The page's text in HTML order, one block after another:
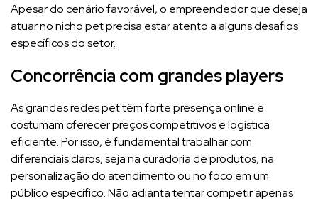
Apesar do cenário favorável, o empreendedor que deseja
atuar no nicho pet precisa estar atento a alguns desafios
específicos do setor.
Concorrência com grandes players
As grandes redes pet têm forte presença online e
costumam oferecer preços competitivos e logística
eficiente. Por isso, é fundamental trabalhar com
diferenciais claros, seja na curadoria de produtos, na
personalização do atendimento ou no foco em um
público específico. Não adianta tentar competir apenas